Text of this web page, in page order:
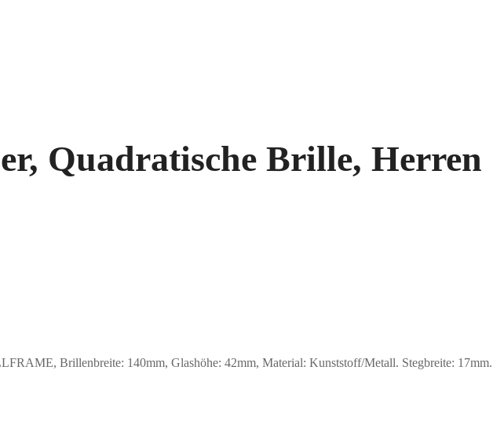
Quadratische Brille, Herren
Brillenbreite: 140mm, Glashöhe: 42mm, Material: Kunststoff/Metall. Stegbreite: 17mm.